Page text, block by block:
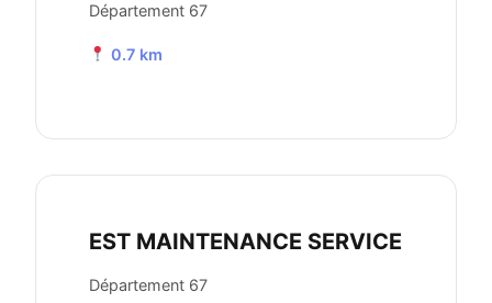
Département 67
0.7 km
EST MAINTENANCE SERVICE
Département 67